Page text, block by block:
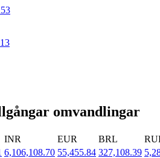
tillgång
omvandlingar
INR EUR BRL
6,106,108.70 55,455.84 327,108.39